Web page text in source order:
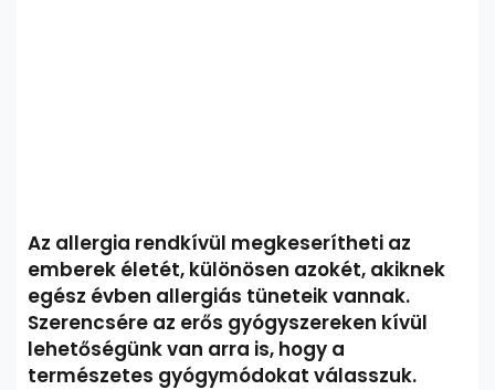
Az allergia rendkívül megkeserítheti az
emberek életét, különösen azokét, akiknek
egész évben allergiás tüneteik vannak.
Szerencsére az erős gyógyszereken kívül
lehetőségünk van arra is, hogy a
természetes gyógymódokat válasszuk.